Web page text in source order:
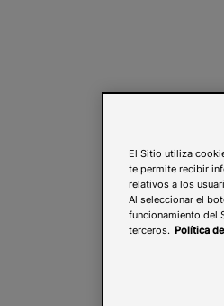
El Sitio utiliza
te permite recibir
relativos a los
Al seleccionar el
funcionamiento del
terceros. Política